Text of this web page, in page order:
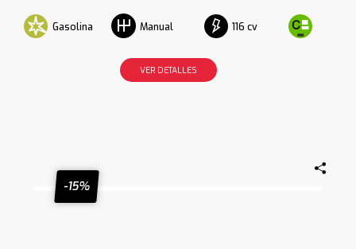
Gasolina Manual 116 cv
VER DETALLES
-15%